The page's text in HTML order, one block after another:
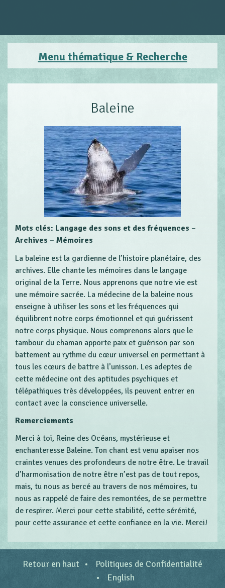
Menu thématique & Recherche
Baleine
Mots clés: Langage des sons et des fréquences –
Archives – Mémoires
La baleine est la gardienne de l’histoire planétaire, des
archives. Elle chante les mémoires dans le langage
original de la Terre. Nous apprenons que notre vie est
une mémoire sacrée. La médecine de la baleine nous
enseigne à utiliser les sons et les fréquences qui
équilibrent notre corps émotionnel et qui guérissent
notre corps physique. Nous comprenons alors que le
tambour du chaman apporte paix et guérison par son
battement au rythme du cœur universel en permettant à
tous les cœurs de battre à l’unisson. Les adeptes de
cette médecine ont des aptitudes psychiques et
télépathiques très développées, ils peuvent entrer en
contact avec la conscience universelle.
Remerciements
Merci à toi, Reine des Océans, mystérieuse et
enchanteresse Baleine. Ton chant est venu apaiser nos
craintes venues des profondeurs de notre être. Le travail
d’harmonisation de notre être n’est pas de tout repos,
mais, tu nous as bercé au travers de nos mémoires, tu
nous as rappelé de faire des remontées, de se permettre
de respirer. Merci pour cette stabilité, cette sérénité,
pour cette assurance et cette confiance en la vie. Merci!
Retour en haut
Politiques de Confidentialité
English